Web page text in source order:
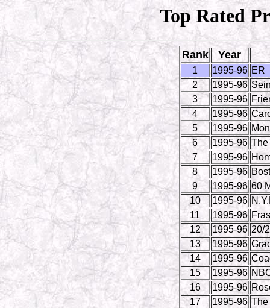
Top Rated
Rank Year
1 1995-96 ER
2
1995-96
3
1995-96
4
1995-96
5
1995-96
6
1995-96 The
7
1995-96
8
1995-96
9
1995-96 60
10
1995-96
11
1995-96
12
1995-96 20/
13
1995-96
14
1995-96
15
1995-96
16
1995-96
17
1995-96 The